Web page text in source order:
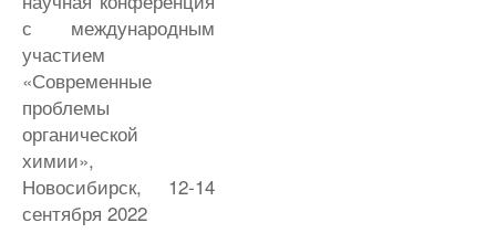
с международным
участием
«Современные
проблемы
органической
химии»,
Новосибирск, 12-14
сентября 2022